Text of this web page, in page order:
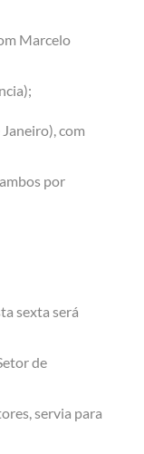
Marcelo
com
por
sexta será
de
servia para